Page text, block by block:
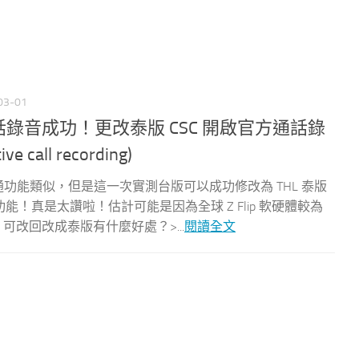
01
音成功！更改泰版 CSC 開啟官方通話錄
call recording)
能類似，但是這一次實測台版可以成功修改為 THL 泰版
！真是太讚啦！估計可能是因為全球 Z Flip 軟硬體較為
改回改成泰版有什麼好處？>...閱讀全文